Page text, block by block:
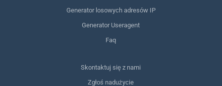
Generator losowych adresów IP
Generator Useragent
Faq
Skontaktuj się z nami
Zgłoś nadużycie